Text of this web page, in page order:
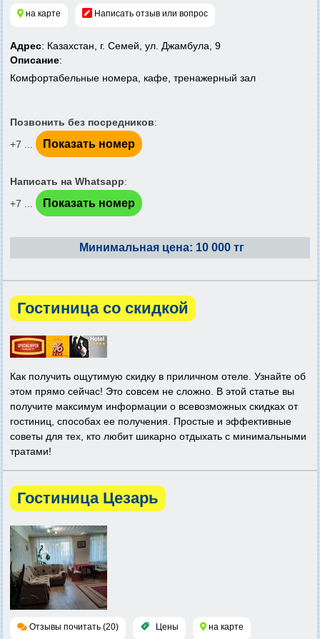
на карте Написать отзыв или вопрос
Адрес: Казахстан, г. Семей, ул. Джамбула, 9
Описание:
Комфортабельные номера, кафе, тренажерный зал
Позвонить без посредников:
+7 ...
Показать номер
Написать на Whatsapp:
+7 ...
Показать номер
Минимальная цена: 10 000 тг
Гостиница со скидкой
Как получить ощутимую скидку в приличном отеле. Узнайте об
этом прямо сейчас! Это совсем не сложно. В этой статье вы
получите максимум информации о всевозможных скидках от
гостиниц, способах ее получения. Простые и эффективные
советы для тех, кто любит шикарно отдыхать с минимальными
тратами!
Гостиница Цезарь
Отзывы почитать (20) Цены на карте